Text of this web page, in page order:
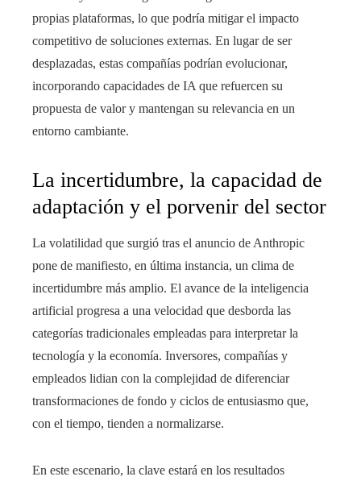
propias plataformas, lo que podría mitigar el impacto
competitivo de soluciones externas. En lugar de ser
desplazadas, estas compañías podrían evolucionar,
incorporando capacidades de IA que refuercen su
propuesta de valor y mantengan su relevancia en un
entorno cambiante.
La incertidumbre, la capacidad de
adaptación y el porvenir del sector
La volatilidad que surgió tras el anuncio de Anthropic
pone de manifiesto, en última instancia, un clima de
incertidumbre más amplio. El avance de la inteligencia
artificial progresa a una velocidad que desborda las
categorías tradicionales empleadas para interpretar la
tecnología y la economía. Inversores, compañías y
empleados lidian con la complejidad de diferenciar
transformaciones de fondo y ciclos de entusiasmo que,
con el tiempo, tienden a normalizarse.
En este escenario, la clave estará en los resultados